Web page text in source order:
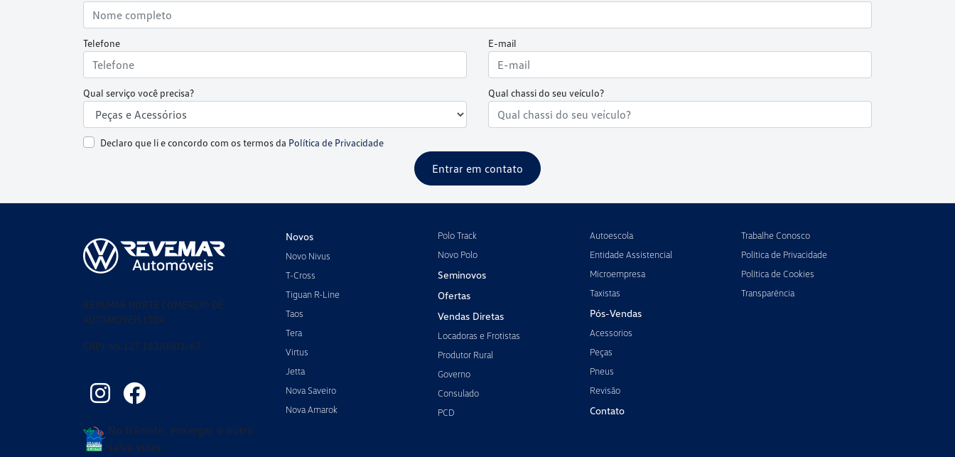
Telefone E-mail
Qual serviço você precisa? Qual chassi do seu veículo?
Declaro que li e concordo com os termos da Política de Privacidade
Entrar em contato
REVEMAR NORTE COMERCIO DE
AUTOMOVEIS LTDA
CNPJ: 46.127.182/0001-67
No trânsito, enxergar o outro
salva vidas.
Novos
Novo Nivus
T-Cross
Tiguan R-Line
Taos
Tera
Virtus
Jetta
Nova Saveiro
Nova Amarok
Polo Track
Novo Polo
Seminovos
Ofertas
Vendas Diretas
Locadoras e Frotistas
Produtor Rural
Governo
Consulado
PCD
Autoescola
Entidade Assistencial
Microempresa
Taxistas
Pós-Vendas
Acessorios
Peças
Pneus
Revisão
Contato
Trabalhe Conosco
Política de Privacidade
Política de Cookies
Transparência